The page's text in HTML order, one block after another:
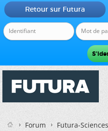
Retour sur Futura
Forum
Futura-